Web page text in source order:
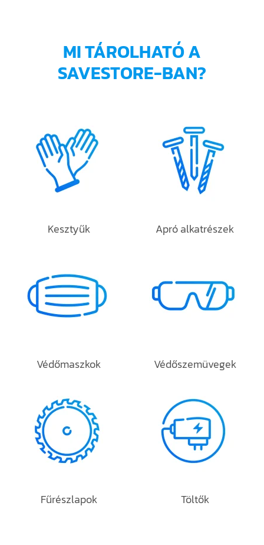
MI TÁROLHATÓ A
SAVESTORE-BAN?
Kesztyűk Apró alkatrészek
Védőmaszkok Védőszemüvegek
Fűrészlapok Töltők